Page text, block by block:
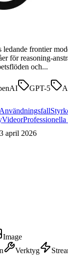
frontier
för reasoning-
och...
GPT-5
Användningsfall
VideorProfessionella
april 2026
Image
Verktyg